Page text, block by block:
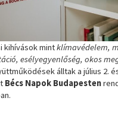
kihívások mintklímavédelem,
esélyegyenlőség, okos
álltak a július 2.
Bécs Napok Budapesten